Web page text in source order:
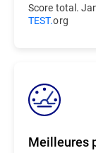
Score total.
TEST.org
Meilleures